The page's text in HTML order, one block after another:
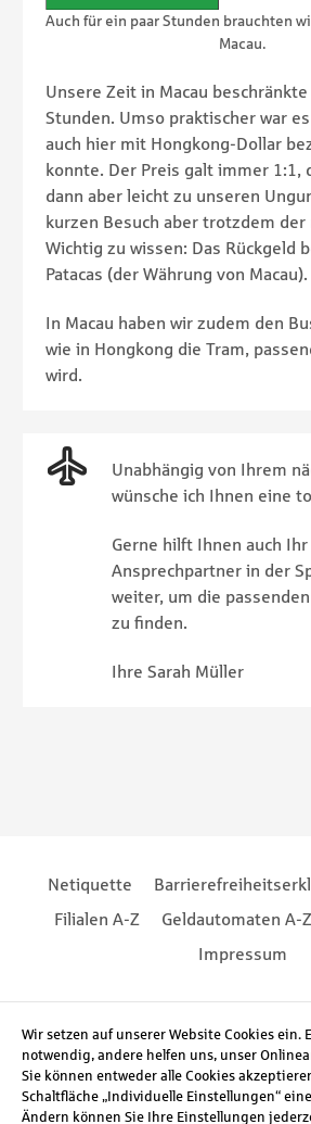
Auch für ein paar Stunden brauchten
Macau.
Unsere Zeit in Macau
Stunden. Umso praktischer war
auch hier mit Hongkong-Dollar
konnte. Der Preis galt immer 1:1,
dann aber leicht zu unseren
kurzen Besuch aber trotzdem der
Wichtig zu wissen: Das Rückgeld
Patacas (der Währung von Macau).
In Macau haben wir zudem den
wie in Hongkong die Tram,
wird.
Unabhängig von Ihrem
wünsche ich Ihnen eine
Gerne hilft Ihnen auch Ihr
Ansprechpartner in der
weiter, um die
zu finden.
Ihre Sarah Müller
Footernavigation
Netiquette
Filialen A-Z
Geldautomaten A-Z
Impressum
Wir setzen auf unserer Website Cookies ein.
notwendig, andere helfen uns, unser
Sie können entweder alle Cookies
Schaltfläche „Individuelle Einstellungen“
Ändern können Sie Ihre Einstellungen